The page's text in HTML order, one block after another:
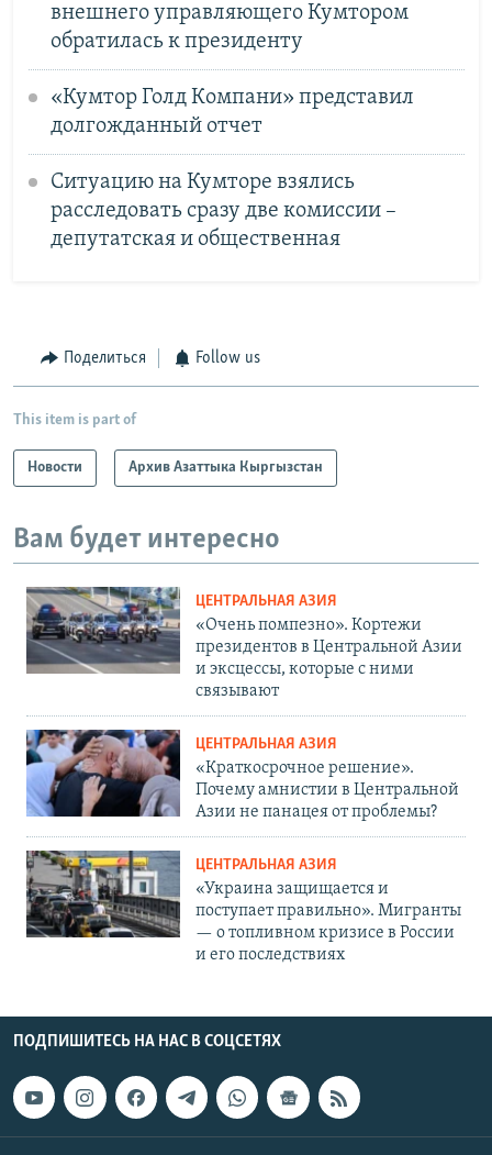
внешнего управляющего Кумтором
обратилась к президенту
«Кумтор Голд Компани» представил
долгожданный отчет
Ситуацию на Кумторе взялись
расследовать сразу две комиссии –
депутатская и общественная
Поделиться Follow us
This item is part of
Новости Архив Азаттыка Кыргызстан
Вам будет интересно
ЦЕНТРАЛЬНАЯ АЗИЯ
«Очень помпезно». Кортежи
президентов в Центральной Азии
и эксцессы, которые с ними
связывают
ЦЕНТРАЛЬНАЯ АЗИЯ
«Краткосрочное решение».
Почему амнистии в Центральной
Азии не панацея от проблемы?
ЦЕНТРАЛЬНАЯ АЗИЯ
«Украина защищается и
поступает правильно». Мигранты
— о топливном кризисе в России
и его последствиях
ПОДПИШИТЕСЬ НА НАС В СОЦСЕТЯХ